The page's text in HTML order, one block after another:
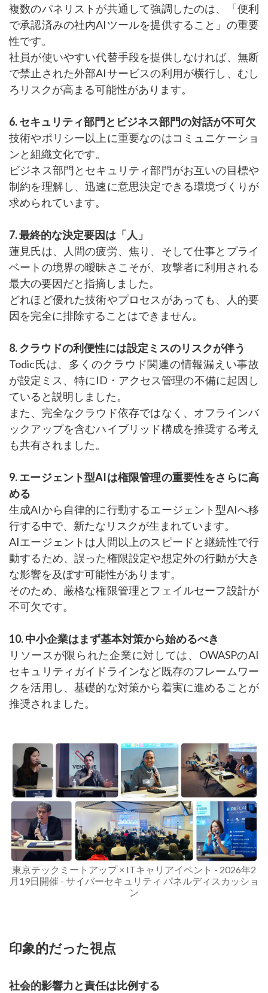
複数のパネリストが共通して強調したのは、「便利
で承認済みの社内AIツールを提供すること」の重要
性です。
社員が使いやすい代替手段を提供しなければ、無断
で禁止された外部AIサービスの利用が横行し、むし
ろリスクが高まる可能性があります。
6. セキュリティ部門とビジネス部門の対話が不可欠
技術やポリシー以上に重要なのはコミュニケーショ
ンと組織文化です。
ビジネス部門とセキュリティ部門がお互いの目標や
制約を理解し、迅速に意思決定できる環境づくりが
求められています。
7. 最終的な決定要因は「人」
蓮見氏は、人間の疲労、焦り、そして仕事とプライ
ベートの境界の曖昧さこそが、攻撃者に利用される
最大の要因だと指摘しました。
どれほど優れた技術やプロセスがあっても、人的要
因を完全に排除することはできません。
8. クラウドの利便性には設定ミスのリスクが伴う
Todic氏は、多くのクラウド関連の情報漏えい事故
が設定ミス、特にID・アクセス管理の不備に起因し
ていると説明しました。
また、完全なクラウド依存ではなく、オフラインバ
ックアップを含むハイブリッド構成を推奨する考え
も共有されました。
9. エージェント型AIは権限管理の重要性をさらに高
める
生成AIから自律的に行動するエージェント型AIへ移
行する中で、新たなリスクが生まれています。
AIエージェントは人間以上のスピードと継続性で行
動するため、誤った権限設定や想定外の行動が大き
な影響を及ぼす可能性があります。
そのため、厳格な権限管理とフェイルセーフ設計が
不可欠です。
10. 中小企業はまず基本対策から始めるべき
リソースが限られた企業に対しては、OWASPのAI
セキュリティガイドラインなど既存のフレームワー
クを活用し、基礎的な対策から着実に進めることが
推奨されました。
東京テックミートアップ × ITキャリアイベント - 2026年2
月19日開催 - サイバーセキュリティ パネルディスカッショ
ン
印象的だった視点
社会的影響力と責任は比例する